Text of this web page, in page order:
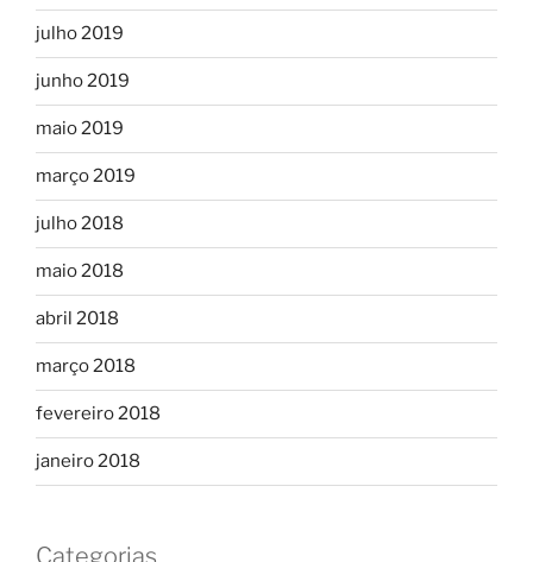
julho 2019
junho 2019
maio 2019
março 2019
julho 2018
maio 2018
abril 2018
março 2018
fevereiro 2018
janeiro 2018
Categorias